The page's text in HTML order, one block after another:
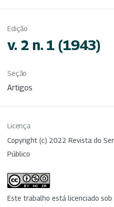
Edição
v. 2 n. 1 (1943)
Seção
Artigos
Licença
Copyright (c) 2022 Revista do
Público
Este trabalho está licenciado sob